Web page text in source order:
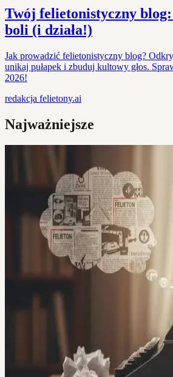
Twój felietonistyczny
boli (i działa!)
Jak prowadzić felietonistyczny blog?
unikaj pułapek i zbuduj kultowy głos.
2026!
redakcja felietony.ai
Najważniejsze